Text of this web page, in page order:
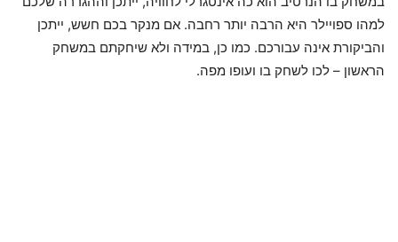
למהו ספויילר היא הרבה יותר רחבה. אם מנקר בכם חשש, ייתכן
והביקורת אינה עבורכם. כמו כן, במידה ולא שיחקתם במשחק
הראשון – לכו לשחק בו ועופו מפה.